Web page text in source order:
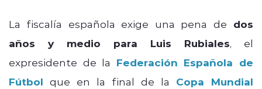
La fiscalía española exige una pena de dos
años y medio para Luis Rubiales, el
expresidente de la Federación Española de
Fútbol que en la final de la Copa Mundial